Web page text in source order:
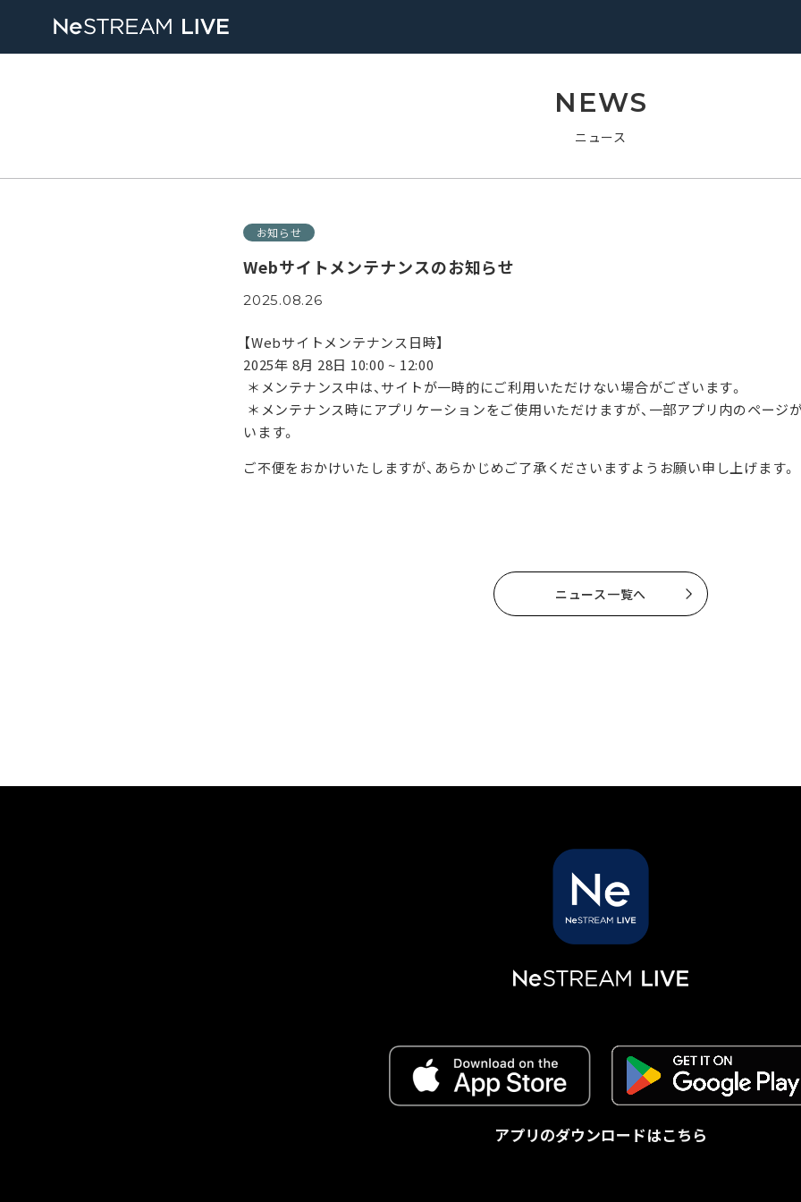
NEWS
ニュース
お知らせ
Webサイトメンテナンスのお知らせ
2025.08.26
【Webサイトメンテナンス日時】
2025年 8月 28日 10:00 ~ 12:00
＊メンテナンス中は、サイトが一時的にご利用いただけない場合がございます。
＊メンテナンス時にアプリケーションをご使用いただけますが、一部アプリ内のページ
います。
ご不便をおかけいたしますが、あらかじめご了承くださいますようお願い申し上げます。
ニュース一覧へ
アプリのダウンロードはこちら